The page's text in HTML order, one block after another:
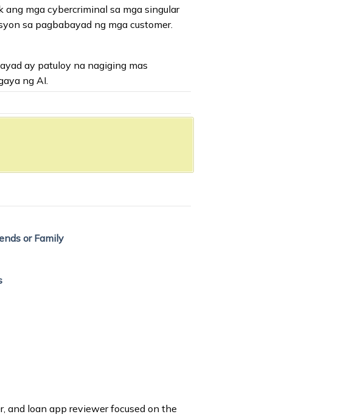
mga cybercriminal sa mga singular
sa pagbabayad ng mga customer.
ay patuloy na nagiging mas
ng AI.
or Family
and loan app reviewer focused on the